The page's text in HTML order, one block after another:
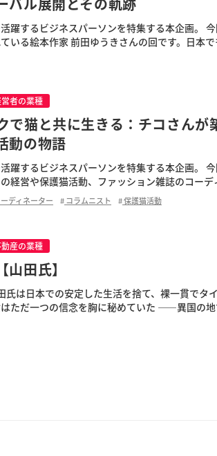
躍するビジネスパーソンを特集する本企画。
いる絵本作家 前田ゆうきさんの回です。日本
受賞されている前田さん。その成功の秘訣に迫
者の業種
で猫と共に生きる：チコさんが
動の物語
躍するビジネスパーソンを特集する本企画。
経営や保護猫活動、ファッション雑誌のコー
分野で活躍するチコさんの回です。 Contents
ディネーター コラムニスト 保護猫活動
産の業種
山田氏】
氏は日本での安定した生活を捨て、裸一貫でタ
ただ一つの信念を胸に秘めていた ――異国の
う強い意志だ。異文化、言語の壁、そして無数